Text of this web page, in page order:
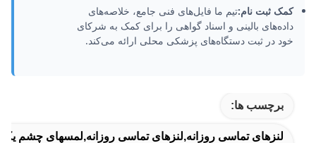
کمک ثبت نام:تیم ما فایل‌های فنی جامع، خلاصه‌های
داده‌های بالینی و اسناد گواهی را برای کمک به شرکای
خود در ثبت دستگاه‌های پزشکی محلی ارائه می‌کند.
برچسب ها:
لنزهای تماسی روزانه,لنزهای تماسی روزانه,لمسهای چشم